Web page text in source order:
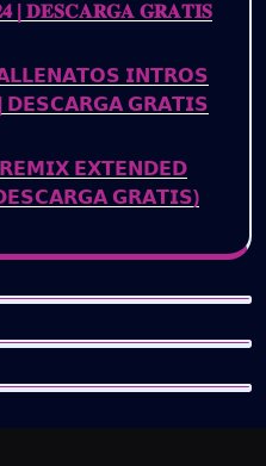
| 𝐃𝐄𝐒𝐂𝐀𝐑𝐆𝐀 𝐆𝐑𝐀𝐓𝐈𝐒
𝗜𝗡𝗧𝗥𝗢𝗦
𝗗𝗘𝗦𝗖𝗔𝗥𝗚𝗔 𝗚𝗥𝗔𝗧𝗜𝗦
𝗘𝗫𝗧𝗘𝗡𝗗𝗘𝗗
𝗚𝗥𝗔𝗧𝗜𝗦)